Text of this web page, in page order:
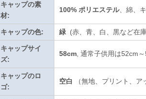
キャップの素
材:
100% ポリエステル、綿、
キャップの色: 緑 (赤、青、白、黒など在
キャップサイ
ズ:
58cm , 通常子供用は52cm
キャップのロ
ゴ:
空白 （無地、プリント、ア